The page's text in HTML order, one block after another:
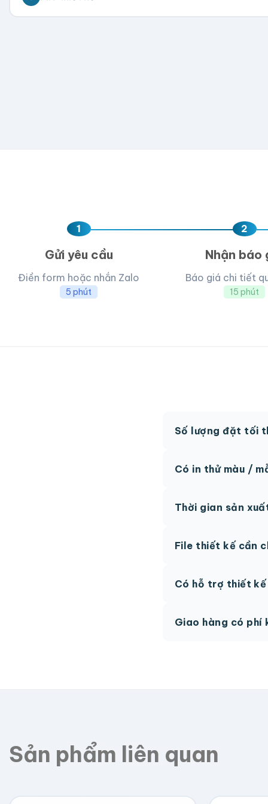
1
Gửi yêu cầu
Điền form hoặc nhắn Zalo
5 phút
2
Nhận báo
Báo giá chi tiết
15 phút
Số lượng đặt tối
Có in thử màu /
thức.
Thời gian sản
hệ để được tư vấn.
File thiết kế cần
phí.
Có hỗ trợ thiết kế
Giao hàng có phí
Sản phẩm liên quan